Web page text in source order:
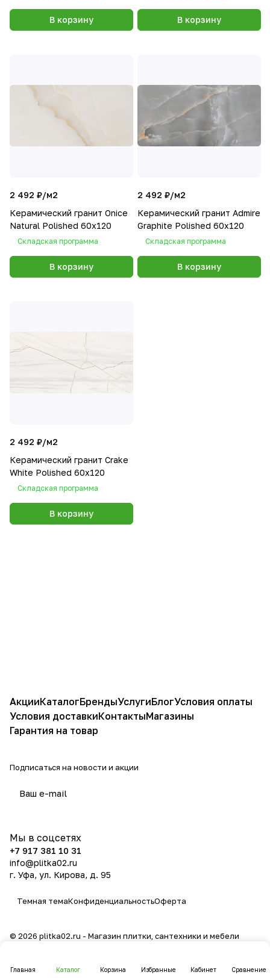
В корзину В корзину
2 492 ₽/м2
Керамический гранит Onice
Natural Polished 60x120
Складская программа
В корзину
2 492 ₽/м2
Керамический гранит Admire
Graphite Polished 60x120
Складская программа
В корзину
2 492 ₽/м2
Керамический гранит Crake
White Polished 60x120
Складская программа
В корзину
Главная Каталог Корзина Избранные Кабинет Сравнение
АкцииКаталогБрендыУслугиБлогУсловия оплаты
Условия доставкиКонтактыМагазины
Гарантия на товар
Подписаться на новости и акции
Мы в соцсетях
+7 917 381 10 31
info@plitka02.ru
г. Уфа, ул. Кирова, д. 95
Темная темаКонфиденциальностьОферта
© 2026 plitka02.ru - Магазин плитки, сантехники и мебели